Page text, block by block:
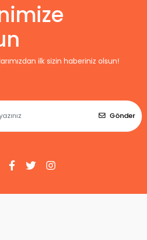
ilk sizin haberiniz olsun!
Gönder